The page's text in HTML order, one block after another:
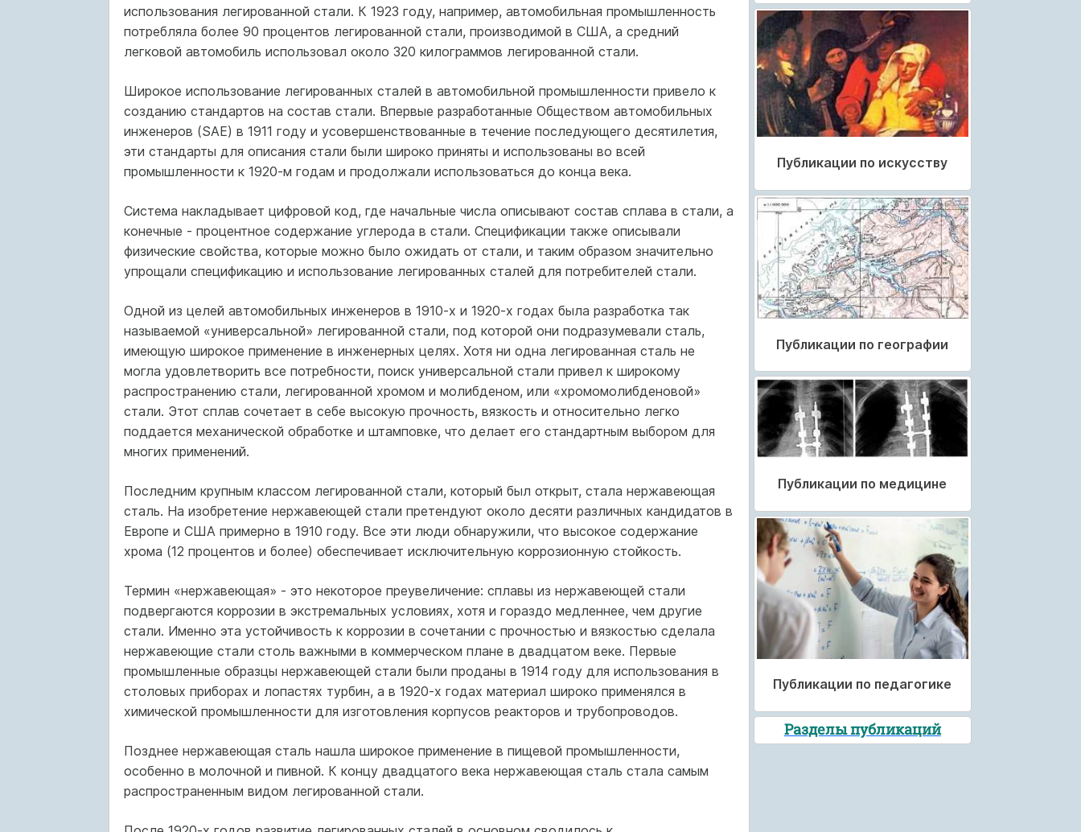
использования легированной стали. К 1923 году, например, автомобильная промышленность
потребляла более 90 процентов легированной стали, производимой в США, а средний
легковой автомобиль использовал около 320 килограммов легированной стали.
Широкое использование легированных сталей в автомобильной промышленности привело к
созданию стандартов на состав стали. Впервые разработанные Обществом автомобильных
инженеров (SAE) в 1911 году и усовершенствованные в течение последующего десятилетия,
эти стандарты для описания стали были широко приняты и использованы во всей
промышленности к 1920-м годам и продолжали использоваться до конца века.
Система накладывает цифровой код, где начальные числа описывают состав сплава в стали, а
конечные - процентное содержание углерода в стали. Спецификации также описывали
физические свойства, которые можно было ожидать от стали, и таким образом значительно
упрощали спецификацию и использование легированных сталей для потребителей стали.
Одной из целей автомобильных инженеров в 1910-х и 1920-х годах была разработка так
называемой «универсальной» легированной стали, под которой они подразумевали сталь,
имеющую широкое применение в инженерных целях. Хотя ни одна легированная сталь не
могла удовлетворить все потребности, поиск универсальной стали привел к широкому
распространению стали, легированной хромом и молибденом, или «хромомолибденовой»
стали. Этот сплав сочетает в себе высокую прочность, вязкость и относительно легко
поддается механической обработке и штамповке, что делает его стандартным выбором для
многих применений.
Последним крупным классом легированной стали, который был открыт, стала нержавеющая
сталь. На изобретение нержавеющей стали претендуют около десяти различных кандидатов в
Европе и США примерно в 1910 году. Все эти люди обнаружили, что высокое содержание
хрома (12 процентов и более) обеспечивает исключительную коррозионную стойкость.
Термин «нержавеющая» - это некоторое преувеличение: сплавы из нержавеющей стали
подвергаются коррозии в экстремальных условиях, хотя и гораздо медленнее, чем другие
стали. Именно эта устойчивость к коррозии в сочетании с прочностью и вязкостью сделала
нержавеющие стали столь важными в коммерческом плане в двадцатом веке. Первые
промышленные образцы нержавеющей стали были проданы в 1914 году для использования в
столовых приборах и лопастях турбин, а в 1920-х годах материал широко применялся в
химической промышленности для изготовления корпусов реакторов и трубопроводов.
Позднее нержавеющая сталь нашла широкое применение в пищевой промышленности,
особенно в молочной и пивной. К концу двадцатого века нержавеющая сталь стала самым
распространенным видом легированной стали.
Публикации по искусству
Публикации по географии
Публикации по медицине
Публикации по педагогике
Разделы публикаций